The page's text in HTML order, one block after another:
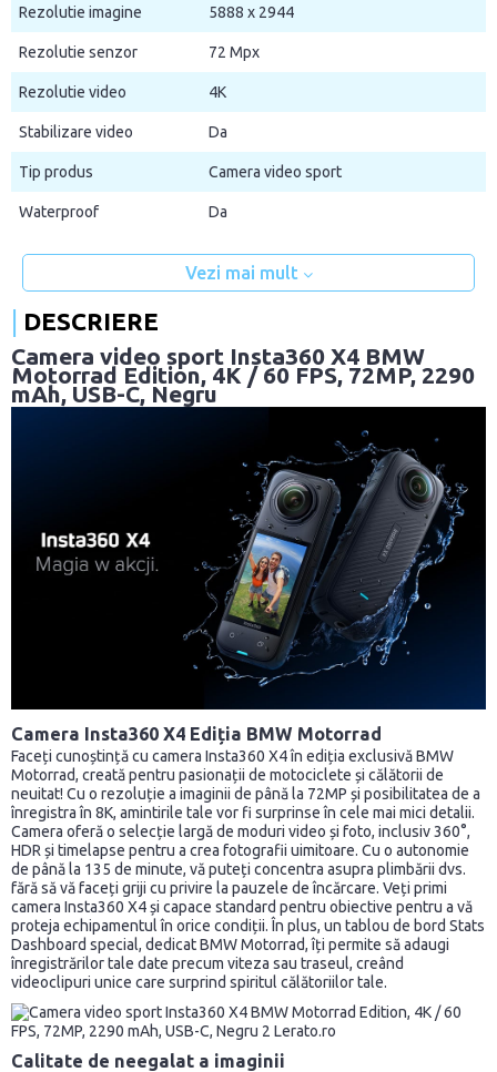
Rezolutie imagine 5888 x 2944
Rezolutie senzor 72 Mpx
Rezolutie video 4K
Stabilizare video Da
Tip produs Camera video sport
Waterproof Da
Vezi mai mult
DESCRIERE
Camera video sport Insta360 X4 BMW
Motorrad Edition, 4K / 60 FPS, 72MP, 2290
mAh, USB-C, Negru
Camera Insta360 X4 Ediția BMW Motorrad
Faceți cunoștință cu camera Insta360 X4 în ediția exclusivă BMW
Motorrad, creată pentru pasionații de motociclete și călătorii de
neuitat! Cu o rezoluție a imaginii de până la 72MP și posibilitatea de a
înregistra în 8K, amintirile tale vor fi surprinse în cele mai mici detalii.
Camera oferă o selecție largă de moduri video și foto, inclusiv 360°,
HDR și timelapse pentru a crea fotografii uimitoare. Cu o autonomie
de până la 135 de minute, vă puteți concentra asupra plimbării dvs.
fără să vă faceți griji cu privire la pauzele de încărcare. Veți primi
camera Insta360 X4 și capace standard pentru obiective pentru a vă
proteja echipamentul în orice condiții. În plus, un tablou de bord Stats
Dashboard special, dedicat BMW Motorrad, îți permite să adaugi
înregistrărilor tale date precum viteza sau traseul, creând
videoclipuri unice care surprind spiritul călătoriilor tale.
Calitate de neegalat a imaginii